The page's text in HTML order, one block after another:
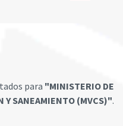
para "MINISTERIO DE
Y SANEAMIENTO (MVCS)".